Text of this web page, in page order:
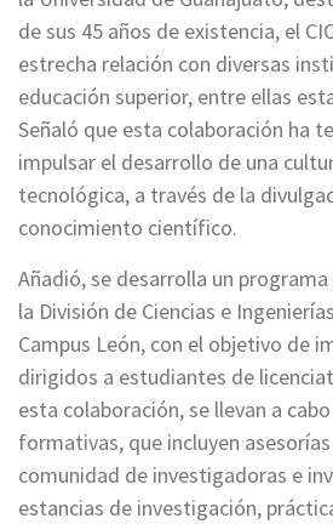
de sus 45 años de existencia, el
estrecha relación con diversas
educación superior, entre ellas
Señaló que esta colaboración ha
impulsar el desarrollo de una
tecnológica, a través de la
conocimiento científico.
Añadió, se desarrolla un
la División de Ciencias e
Campus León, con el objetivo de
dirigidos a estudiantes de
esta colaboración, se llevan a
formativas, que incluyen
comunidad de investigadoras e
estancias de investigación,